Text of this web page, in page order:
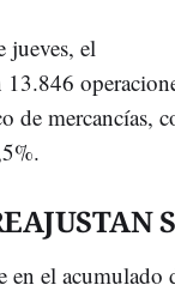
jueves, el
de mercancías,
en el